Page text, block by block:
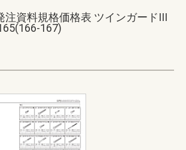
注資料規格価格表 ツインガードIII
167)